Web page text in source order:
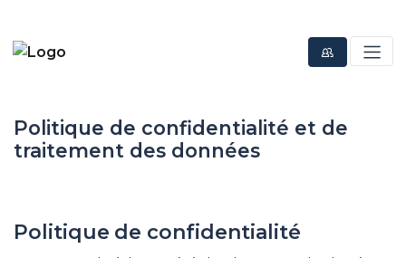
Politique de confidentialité et de
traitement des données
Politique de confidentialité